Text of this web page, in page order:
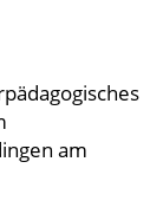
am